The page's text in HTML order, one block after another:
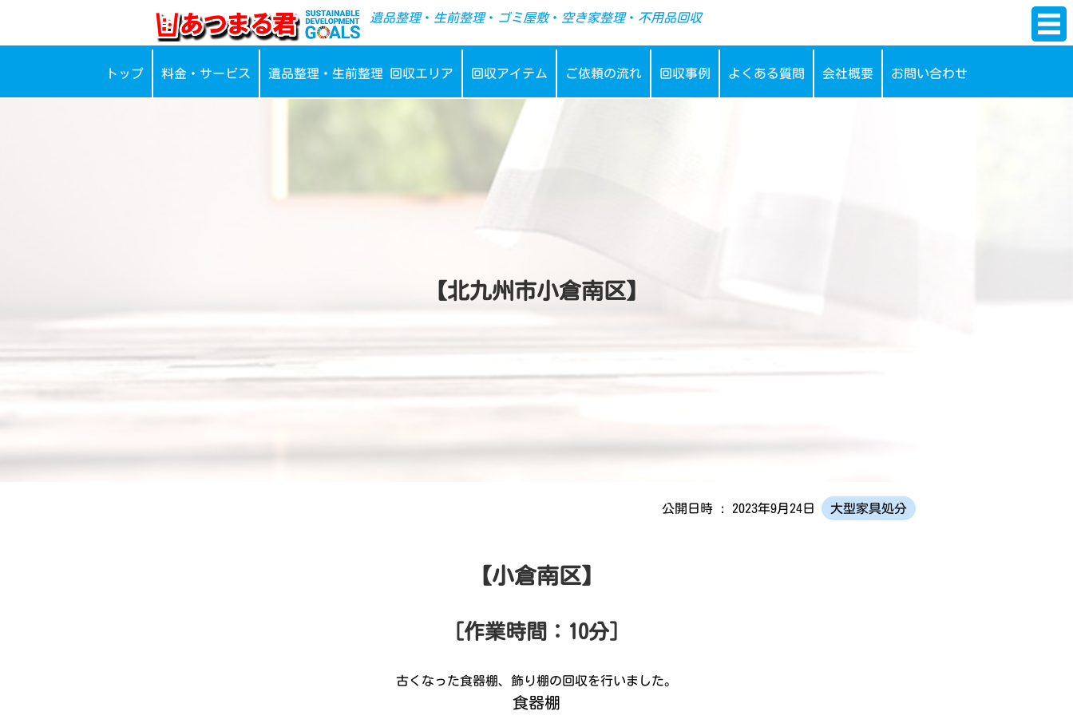
-->
遺品整理・ 生前整理・ ゴミ屋敷・ 空き家整理・ 不用品回収
トップ 料金・サービス 遺品整理・生前整理 回収エリア 回収アイテム ご依頼の流れ 回収事例 よくある質問 会社概要 お問い合わせ
【北九州市小倉南区】
公開日時 : 2023年9月24日 大型家具処分
【小倉南区】
［作業時間：10分］
古くなった食器棚、飾り棚の回収を行いました。
食器棚